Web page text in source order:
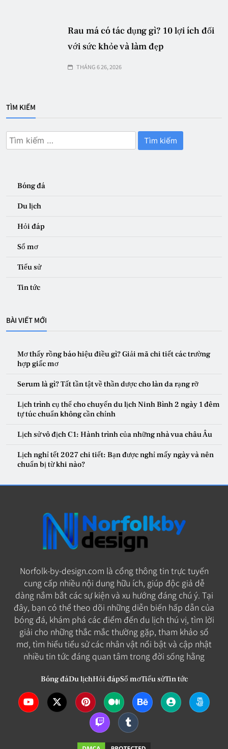
Rau má có tác dụng gì? 10 lợi ích đối
với sức khỏe và làm đẹp
THÁNG 6 26, 2026
TÌM KIẾM
Tìm
kiếm
Bóng đá
Du lịch
Hỏi đáp
Sổ mơ
Tiểu sử
Tin tức
BÀI VIẾT MỚI
Mơ thấy rồng báo hiệu điều gì? Giải mã chi tiết các trường
hợp giấc mơ
Serum là gì? Tất tần tật về thần dược cho làn da rạng rỡ
Lịch trình cụ thể cho chuyến du lịch Ninh Bình 2 ngày 1 đêm
tự túc chuẩn không cần chỉnh
Lịch sử vô địch C1: Hành trình của những nhà vua châu Âu
Lịch nghỉ tết 2027 chi tiết: Bạn được nghỉ mấy ngày và nên
chuẩn bị từ khi nào?
Norfolk-by-design.com là cổng thông tin trực tuyến
cung cấp nhiều nội dung hữu ích, giúp độc giả dễ
dàng nắm bắt các sự kiện và xu hướng đáng chú ý. Tại
đây, bạn có thể theo dõi những diễn biến hấp dẫn của
bóng đá, khám phá các điểm đến du lịch thú vị, tìm lời
giải cho những thắc mắc thường gặp, tham khảo sổ
mơ, tìm hiểu tiểu sử các nhân vật nổi bật và cập nhật
nhiều tin tức đáng quan tâm trong đời sống hằng
Bóng đáDu lịchHỏi đápSổ mơTiểu sửTin tức